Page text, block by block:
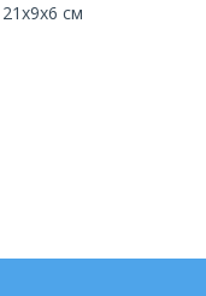
21x9x6 см